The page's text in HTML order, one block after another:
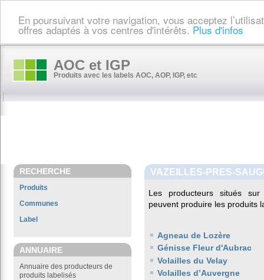
En poursuivant votre navigation, vous acceptez
offres adaptés à vos centres d'intérêts. Plus d'infos
AOC et IGP
Produits avec les labels AOC, AOP, IGP, etc
RECHERCHE
Produits
Communes
Label
ANNUAIRE
Annuaire des producteurs de
produits labelisés
VAZEILLES-PRES-
Les producteurs situés
peuvent produire les produits
Agneau de Lozère
Génisse Fleur d'Aubrac
Volailles du Velay
Volailles d’Auvergne